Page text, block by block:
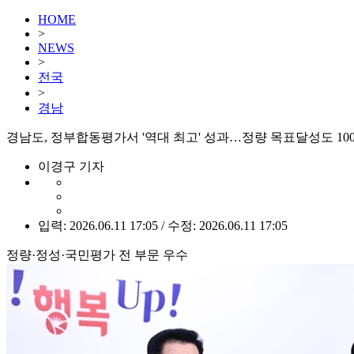
HOME
>
NEWS
>
전국
>
경남
경남도, 정부합동평가서 '역대 최고' 성과…정량 목표달성도
이경구 기자
입력: 2026.06.11 17:05 / 수정: 2026.06.11 17:05
정량·정성·국민평가 전 부문 우수